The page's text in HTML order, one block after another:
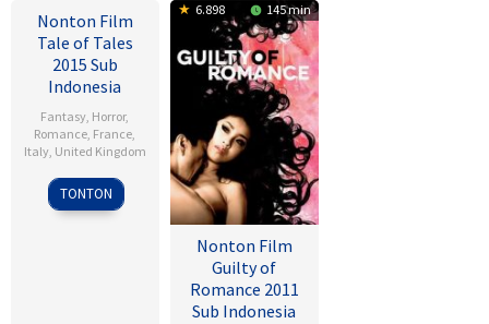
Nonton Film
Tale of Tales
2015 Sub
Indonesia
Fantasy, Horror,
Romance, France,
Italy, United Kingdom
Matteo
Garrone
TONTON
6.898 145 min
Nonton Film
Guilty of
Romance 2011
Sub Indonesia